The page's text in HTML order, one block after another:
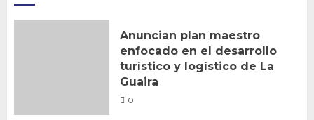
Anuncian plan maestro
enfocado en el desarrollo
turístico y logístico de La
Guaira
0